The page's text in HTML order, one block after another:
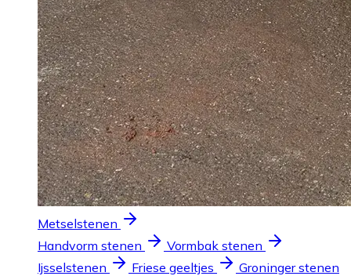
Metselstenen
Handvorm stenen
Vormbak stenen
Ijsselstenen
Friese geeltjes
Groninger stenen